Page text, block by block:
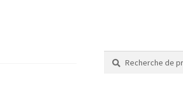
Recherche
pour :
Recherche